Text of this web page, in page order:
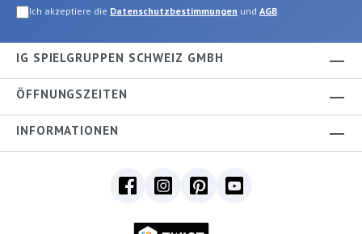
Ich akzeptiere die Datenschutzbestimmungen und AGB.
IG SPIELGRUPPEN SCHWEIZ GMBH
ÖFFNUNGSZEITEN
INFORMATIONEN